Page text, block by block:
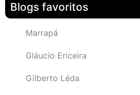
Blogs favoritos
Marrapá
Gláucio Ericeira
Gilberto Léda